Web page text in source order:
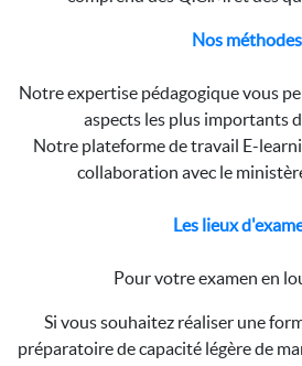
Nos méthodes
Notre expertise pédagogique vous
aspects les plus importants
Notre plateforme de travail E-
collaboration avec le
Les lieux
Pour votre examen en
Si vous souhaitez réaliser une
préparatoire de capacité légère de